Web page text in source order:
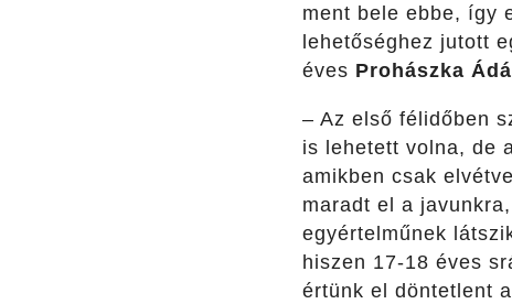
ment bele ebbe, így
lehetőséghez jutott
éves Prohászka
– Az első félidőben
is lehetett volna, de
amikben csak
maradt el a
egyértelműnek
hiszen 17-18 éves
értünk el döntetlent